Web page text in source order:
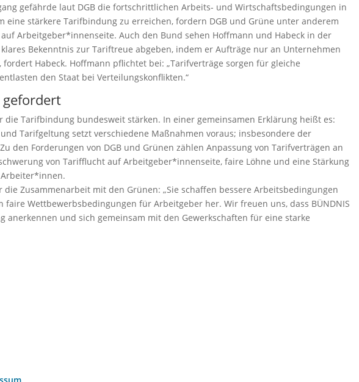
gefährde laut DGB die fortschrittlichen Arbeits- und Wirtschaftsbedingungen in
eine stärkere Tarifbindung zu erreichen, fordern DGB und Grüne unter anderem
Arbeitgeber*innenseite. Auch den Bund sehen Hoffmann und Habeck in der
Bekenntnis zur Tariftreue abgeben, indem er Aufträge nur an Unternehmen
Habeck. Hoffmann pflichtet bei: „Tarifverträge sorgen für gleiche
den Staat bei Verteilungskonflikten.“
gefordert
die Tarifbindung bundesweit stärken. In einer gemeinsamen Erklärung heißt es:
Tarifgeltung setzt verschiedene Maßnahmen voraus; insbesondere der
den Forderungen von DGB und Grünen zählen Anpassung von Tarifverträgen an
von Tarifflucht auf Arbeitgeber*innenseite, faire Löhne und eine Stärkung
Zusammenarbeit mit den Grünen: „Sie schaffen bessere Arbeitsbedingungen
Wettbewerbsbedingungen für Arbeitgeber her. Wir freuen uns, dass BÜNDNIS
anerkennen und sich gemeinsam mit den Gewerkschaften für eine starke